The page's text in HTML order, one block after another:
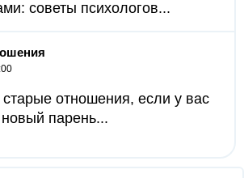
советы психологов...
старые отношения, если у вас
парень...